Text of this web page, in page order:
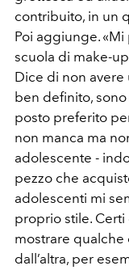
contribuito, in un
Poi aggiunge.
scuola di make-
Dice di non
ben definito,
posto preferito
non manca ma
adolescente -
pezzo che
adolescenti mi
proprio stile. Certi
mostrare
dall’altra, per